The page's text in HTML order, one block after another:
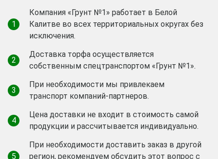
1
Компания «Грунт №1» работает в Белой
Калитве во всех территориальных округах без
исключения.
2
Доставка торфа осуществляется
собственным спецтранспортом «Грунт №1».
3
При необходимости мы привлекаем
транспорт компаний-партнеров.
4
Цена доставки не входит в стоимость самой
продукции и рассчитывается индивидуально.
5
При необходимости доставить заказ в другой
регион, рекомендуем обсудить этот вопрос с